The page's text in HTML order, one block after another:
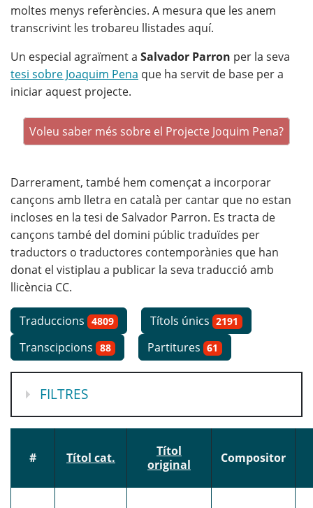
moltes menys referències. A mesura que les anem
transcrivint les trobareu llistades aquí.
Un especial agraïment a Salvador Parron per la seva
tesi sobre Joaquim Pena que ha servit de base per a
iniciar aquest projecte.
Voleu saber més sobre el Projecte Joquim Pena?
Darrerament, també hem començat a incorporar
cançons amb lletra en català per cantar que no estan
incloses en la tesi de Salvador Parron. Es tracta de
cançons també del domini públic traduïdes per
traductors o traductores contemporànies que han
donat el vistiplau a publicar la seva traducció amb
llicència CC.
Traduccions 4809 Títols únics 2191
Transcipcions 88 Partitures 61
MOSTRA
FILTRES
# Títol cat.
Títol
original
Compositor